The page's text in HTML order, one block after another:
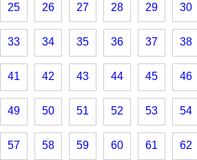
25 26 27 28 29 30
33 34 35 36 37 38
41 42 43 44 45 46
49 50 51 52 53 54
57 58 59 60 61 62